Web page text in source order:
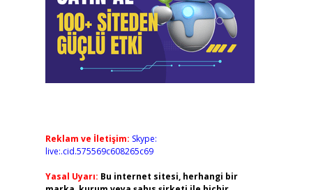
Reklam ve İletişim: Skype:
live:.cid.575569c608265c69
Yasal Uyarı: Bu internet sitesi, herhangi bir